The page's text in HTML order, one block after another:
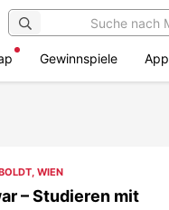
Gewinnspiele App
, WIEN
– Studieren mit